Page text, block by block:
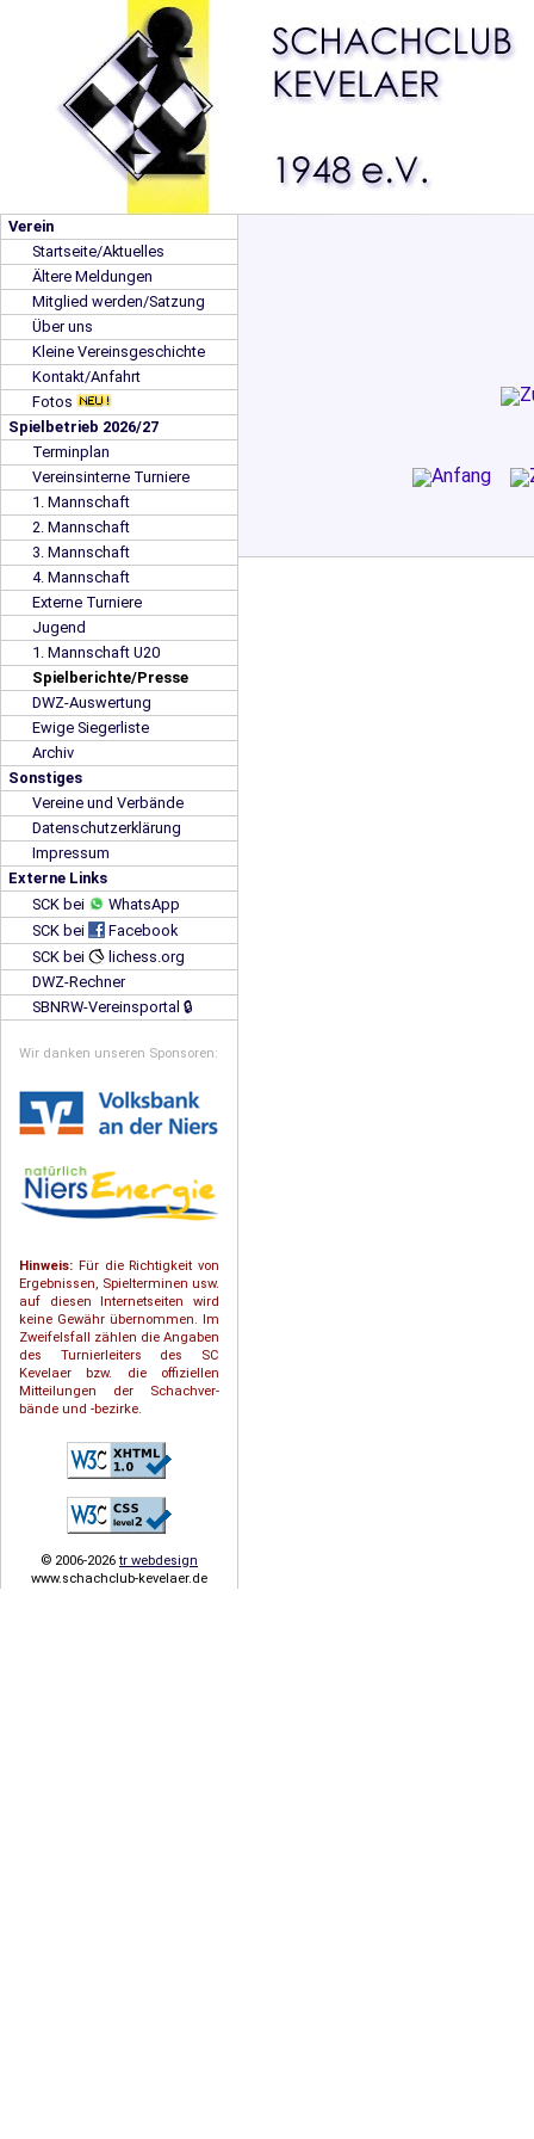
Verein
Startseite/Aktuelles
Ältere Meldungen
Mitglied werden/Satzung
Über uns
Kleine Vereinsgeschichte
Kontakt/Anfahrt
Fotos
Spielbetrieb 2026/27
Terminplan
Vereinsinterne Turniere
1. Mannschaft
2. Mannschaft
3. Mannschaft
4. Mannschaft
Externe Turniere
Jugend
1. Mannschaft U20
Spielberichte/Presse
DWZ-Auswertung
Ewige Siegerliste
Archiv
Sonstiges
Vereine und Verbände
Datenschutzerklärung
Impressum
Externe Links
SCK bei
WhatsApp
SCK bei
Facebook
SCK bei
lichess.org
DWZ-Rechner
SBNRW-Vereinsportal 🔒
Wir danken unseren Sponsoren:
Hinweis: Für die Richtigkeit von
Ergebnissen, Spielterminen usw.
auf diesen Internetseiten wird
keine Gewähr übernommen. Im
Zweifelsfall zählen die Angaben
des Turnierleiters des SC
Kevelaer bzw. die offiziellen
Mitteilungen der Schach­ver­
bände und -bezirke.
© 2006-2026tr webdesign
www.schachclub-kevelaer.de